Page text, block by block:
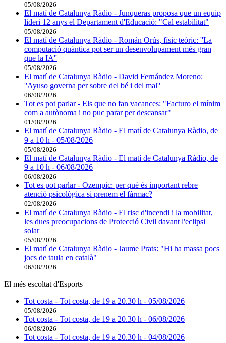
05/08/2026
El matí de Catalunya Ràdio - Junqueras proposa que un equip
lideri 12 anys el Departament d'Educació: "Cal estabilitat"
05/08/2026
El matí de Catalunya Ràdio - Román Orús, físic teòric: ''La
computació quàntica pot ser un desenvolupament més gran
que la IA''
05/08/2026
El matí de Catalunya Ràdio - David Fernández Moreno:
''Ayuso governa per sobre del bé i del mal''
06/08/2026
Tot es pot parlar - Els que no fan vacances: "Facturo el mínim
com a autònoma i no puc parar per descansar"
01/08/2026
El matí de Catalunya Ràdio - El matí de Catalunya Ràdio, de
9 a 10 h - 05/08/2026
05/08/2026
El matí de Catalunya Ràdio - El matí de Catalunya Ràdio, de
9 a 10 h - 06/08/2026
06/08/2026
Tot es pot parlar - Ozempic: per què és important rebre
atenció psicològica si prenem el fàrmac?
02/08/2026
El matí de Catalunya Ràdio - El risc d'incendi i la mobilitat,
les dues preocupacions de Protecció Civil davant l'eclipsi
solar
05/08/2026
El matí de Catalunya Ràdio - Jaume Prats: "Hi ha massa pocs
jocs de taula en català"
06/08/2026
El més escoltat d'Esports
Tot costa - Tot costa, de 19 a 20.30 h - 05/08/2026
05/08/2026
Tot costa - Tot costa, de 19 a 20.30 h - 06/08/2026
06/08/2026
Tot costa - Tot costa, de 19 a 20.30 h - 04/08/2026